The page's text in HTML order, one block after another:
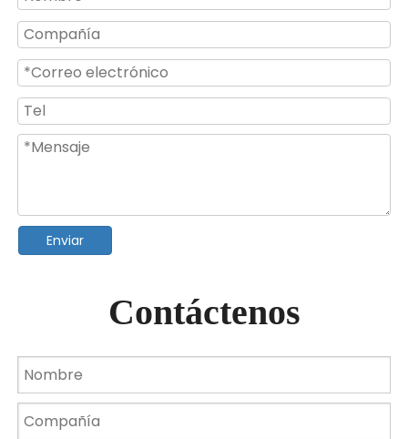
Luz de piscina LED RGB montada en la pared para PC ABS de 24W Luces LED para piscina subacuática RGB multicolor de 18W
Enviar
Contáctenos